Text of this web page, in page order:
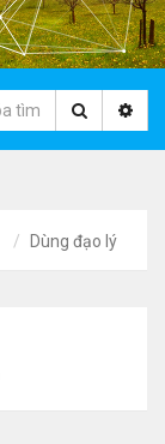
Dùng đạo lý